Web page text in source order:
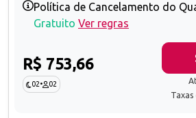
Política de Cancelamento do
Gratuito Ver regras
R$ 753,66
02• 02